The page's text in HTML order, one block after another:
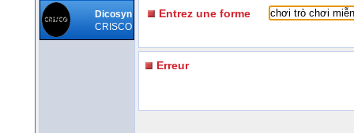
Dicosyn
CRISCO
Entrez une forme
Erreur